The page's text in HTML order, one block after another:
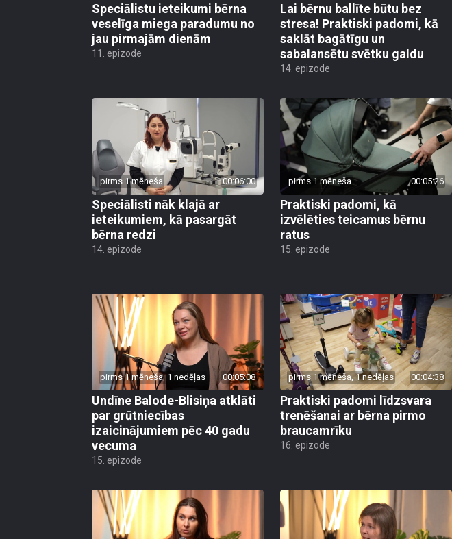
Speciālistu ieteikumi bērna
veselīga miega paradumu no
jau pirmajām dienām
11. epizode
Lai bērnu ballīte būtu bez
stresa! Praktiski padomi, kā
saklāt bagātīgu un
sabalansētu svētku galdu
14. epizode
pirms 1 mēneša 00:06:00
Speciālisti nāk klajā ar
ieteikumiem, kā pasargāt
bērna redzi
14. epizode
pirms 1 mēneša 00:05:26
Praktiski padomi, kā
izvēlēties teicamus bērnu
ratus
15. epizode
pirms 1 mēneša, 1 nedēļas 00:05:08
Undīne Balode-Blisiņa atklāti
par grūtniecības
izaicinājumiem pēc 40 gadu
vecuma
15. epizode
pirms 1 mēneša, 1 nedēļas 00:04:38
Praktiski padomi līdzsvara
trenēšanai ar bērna pirmo
braucamrīku
16. epizode